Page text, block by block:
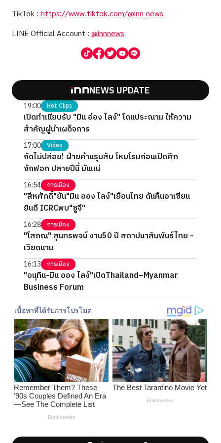
TikTok : https://www.tiktok.com/@inn_news
LINE Official Account : @innnews
NEWS UPDATE
19:00 Hot Clips
เปิดทำเนียบรับ "มิน อ่อง ไลง์" โดนประณาม ให้ความ
สำคัญผู้นำเผด็จการ
17:00 Video
กัดไม่ปล่อย! ฝ่ายค้านรุมสับ โหมโรมก่อนเปิดศึก
ซักฟอก ปลายปีนี้ มันแน่
16:54 การเมือง
"สีหศักดิ์"ยัน"มิน ออง ไลง์"เยือนไทย ดันคืนอาเซียน
ยินดี ICRCพบ"ซูจี"
16:28 การเมือง
"โสภณ" สุนทรพจน์ งาน50 ปี สถาปนาสัมพันธ์ไทย -
เวียดนาม
16:13 การเมือง
"อนุทิน-มิน ออง ไลง์"เปิดThailand–Myanmar
Business Forum